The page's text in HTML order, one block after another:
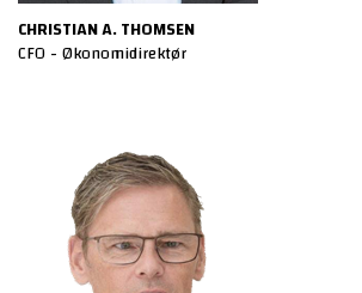
CHRISTIAN A. THOMSEN
CFO - Økonomidirektør